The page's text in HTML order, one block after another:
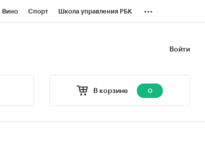
Вино Спорт Школа управления РБК ...
Войти
В корзине 0